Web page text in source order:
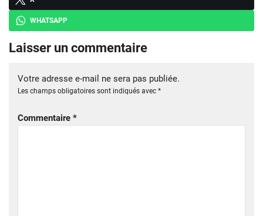
WHATSAPP
Laisser un commentaire
Votre adresse e-mail ne sera pas publiée.
Les champs obligatoires sont indiqués avec *
Commentaire *